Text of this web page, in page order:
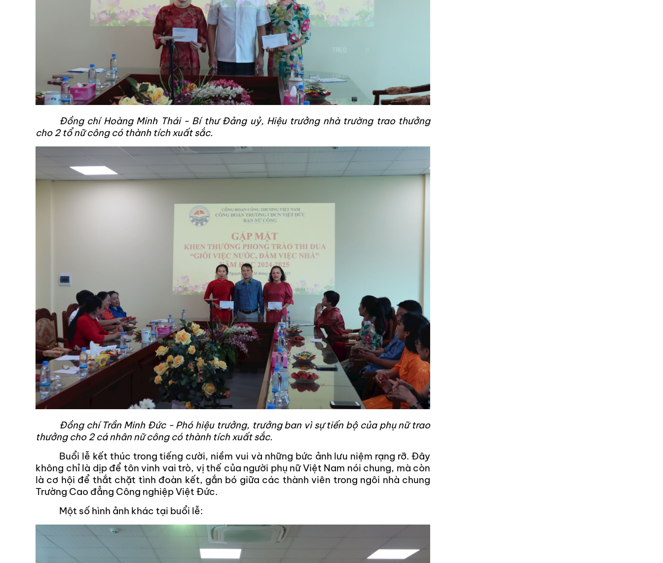
Đồng chí Hoàng Minh Thái - Bí thư Đảng uỷ, Hiệu trưởng nhà trường trao thưởng
cho 2 tổ nữ công có thành tích xuất sắc.
Đồng chí Trần Minh Đức - Phó hiệu trưởng, trưởng ban vì sự tiến bộ của phụ nữ trao
thưởng cho 2 cá nhân nữ công có thành tích xuất sắc.
Buổi lễ kết thúc trong tiếng cười, niềm vui và những bức ảnh lưu niệm rạng rỡ. Đây
không chỉ là dịp để tôn vinh vai trò, vị thế của người phụ nữ Việt Nam nói chung, mà còn
là cơ hội để thắt chặt tình đoàn kết, gắn bó giữa các thành viên trong ngôi nhà chung
Trường Cao đẳng Công nghiệp Việt Đức.
Một số hình ảnh khác tại buổi lễ: